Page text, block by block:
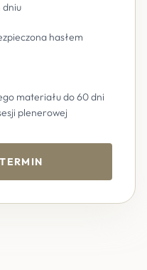
dniu
hasłem
materiału do 60 dni
plenerowej